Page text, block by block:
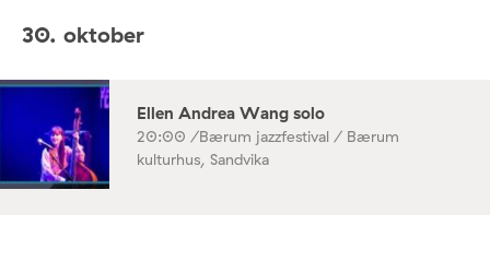
30. oktober
Ellen Andrea Wang solo
20:00 /Bærum jazzfestival / Bærum
kulturhus, Sandvika